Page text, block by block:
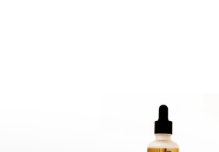
Two Cosmetics